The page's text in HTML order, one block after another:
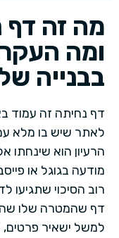
מה זה דף
ומה
בבנייה
דף נחיתה זה עמוד
לאתר שיש בו מלא
הרעיון הוא
מודעה בגוגל או
רוב הסיכוי שתגיעו
דף שהמטרה שלו
למשל ישאיר פרטים,